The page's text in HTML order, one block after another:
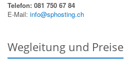
Telefon: 081 750 67 84
E-Mail: info@sphosting.ch
Wegleitung und Preise